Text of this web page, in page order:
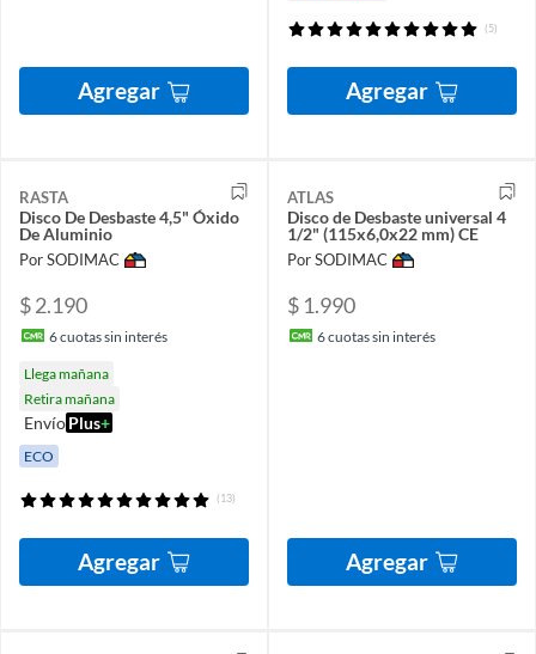
Agregar
(5)
Agregar
RASTA
Disco De Desbaste 4,5" Óxido
De Aluminio
Por SODIMAC
$ 2.190
6cuotas sin interés
Llega mañana
Retira mañana
EnvíoPlus+
ECO
(13)
Agregar
ATLAS
Disco de Desbaste universal 4
1/2" (115x6,0x22 mm) CE
Por SODIMAC
$ 1.990
6cuotas sin interés
Agregar